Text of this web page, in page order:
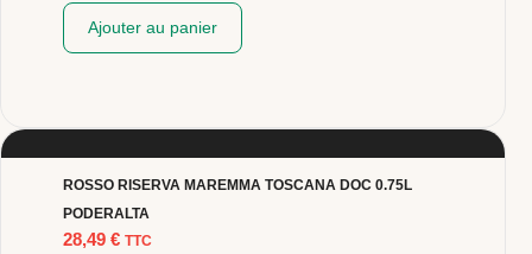
Ajouter au panier
ROSSO RISERVA MAREMMA TOSCANA DOC 0.75L
PODERALTA
28,49 € TTC